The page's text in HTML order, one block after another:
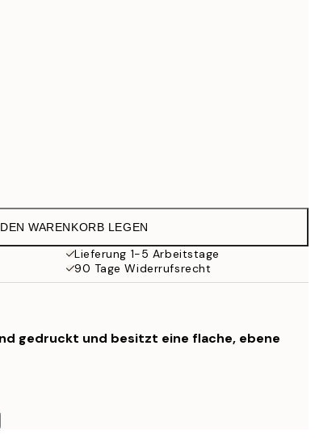
WARENKORB LEGEN
Lieferung 1-5 Arbeitstage
90 Tage Widerrufsrecht
gedruckt und besitzt eine flache, ebene